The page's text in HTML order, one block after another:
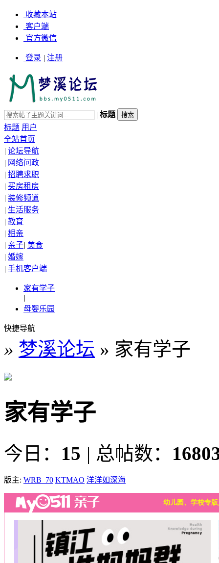
收藏本站
客户端
官方微信
登录 | 注册
| 标题
标题 用户
全站首页
| 论坛导航
| 网络问政
| 招聘求职
| 买房租房
| 装修频道
| 生活服务
| 教育
| 相亲
| 亲子| 美食
| 婚嫁
| 手机客户端
家有学子
|
母婴乐园
快捷导航
» 梦溪论坛 » 家有学子
家有学子
今日： 15 | 总帖数：
版主: WRB_70 KTMAO 洋洋如深海